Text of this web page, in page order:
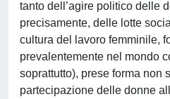
tanto dell’agire politico delle
precisamente, delle lotte
cultura del lavoro femminile,
prevalentemente nel mondo
soprattutto), prese forma non
partecipazione delle donne